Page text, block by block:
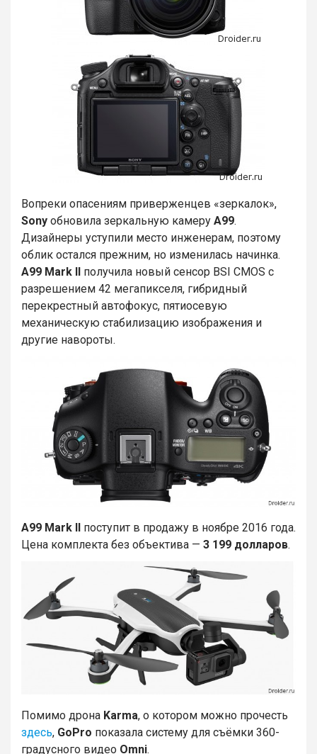
Вопреки опасениям приверженцев «зеркалок»,
Sony обновила зеркальную камеру А99.
Дизайнеры уступили место инженерам, поэтому
облик остался прежним, но изменилась начинка.
A99 Mark II получила новый сенсор BSI CMOS с
разрешением 42 мегапикселя, гибридный
перекрестный автофокус, пятиосевую
механическую стабилизацию изображения и
другие навороты.
A99 Mark II поступит в продажу в ноябре 2016 года.
Цена комплекта без объектива — 3 199 долларов.
Помимо дрона Karma, о котором можно прочесть
здесь, GoPro показала систему для съёмки 360-
градусного видео Omni.